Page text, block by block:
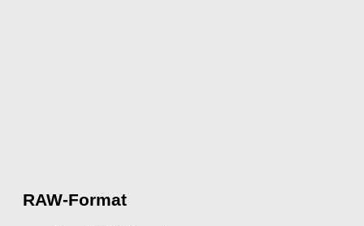
RAW-Format